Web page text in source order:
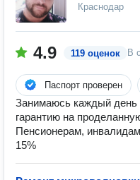
Краснодар
4.9 119 оценок В
Паспорт проверен
Занимаюсь каждый день
гарантию на
Пенсионерам,
15%